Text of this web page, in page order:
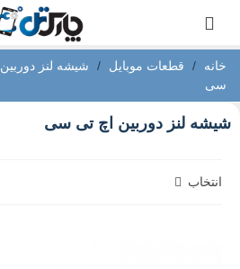
خانه / قطعات موبایل / شیشه لنز دوربین
سی
شیشه لنز دوربین اچ تی سی
انتخاب